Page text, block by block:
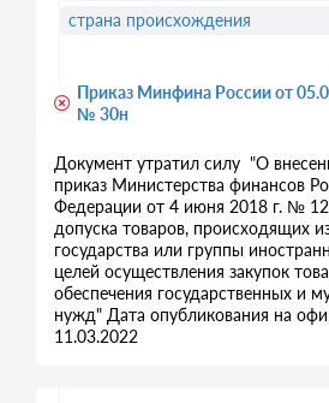
Приказ Минфина России от
№ 30н
Документ утратил силу "О
приказ Министерства финансов
Федерации от 4 июня 2018 г. №
допуска товаров, происходящих
государства или группы
целей осуществления закупок
обеспечения государственных и
нужд" Дата опубликования на
11.03.2022
страна происхождения